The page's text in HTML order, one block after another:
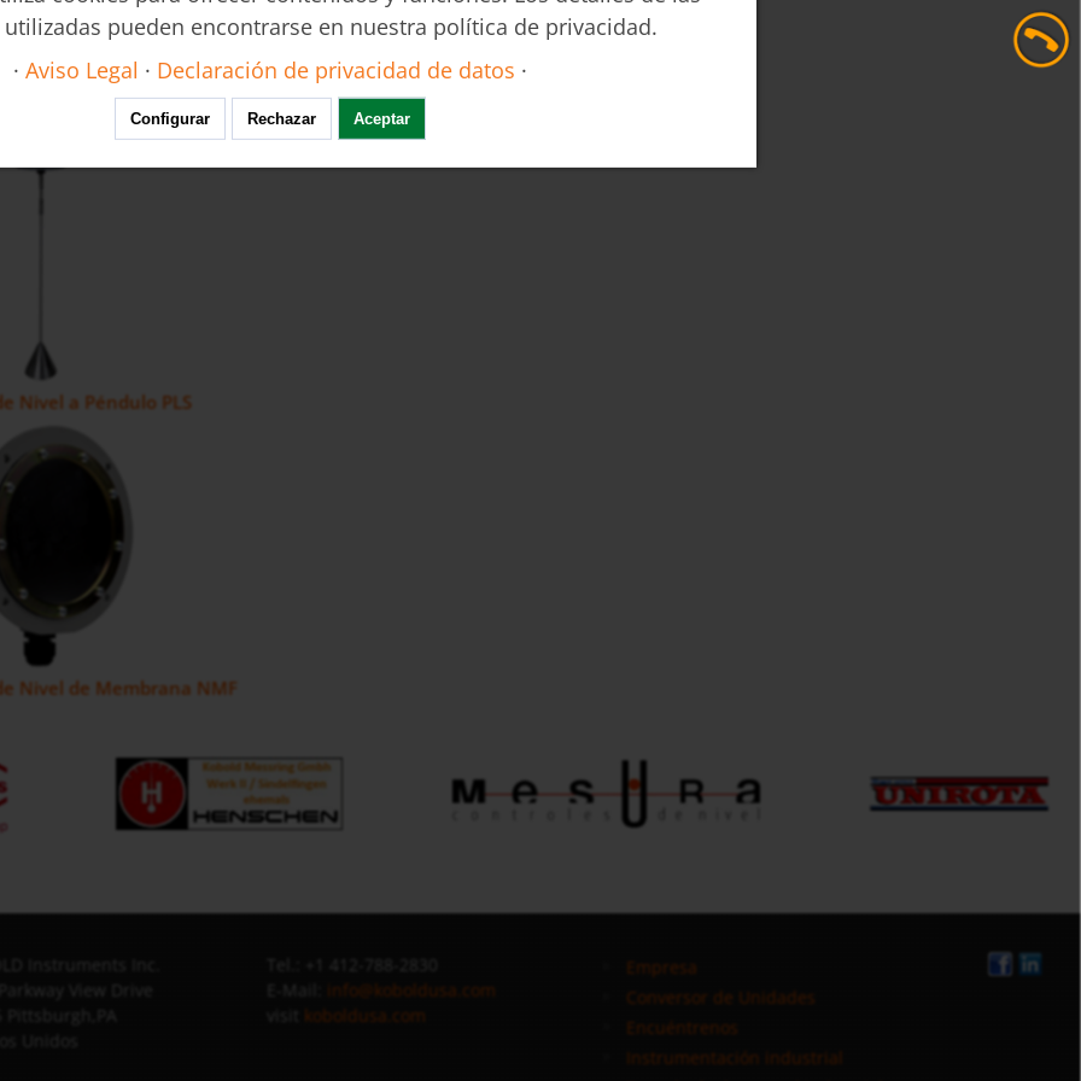
Nivel Vibratorio NVI
Nivel a Péndulo PLS
Nivel de Membrana NMF
info@koboldusa.com
koboldusa.com
Empresa
Conversor de Unidades
Encuéntrenos
Instrumentación industrial
pueden encontrarse en nuestra política de privacidad.
· Aviso Legal · Declaración de privacidad de datos ·
Configurar Rechazar Aceptar